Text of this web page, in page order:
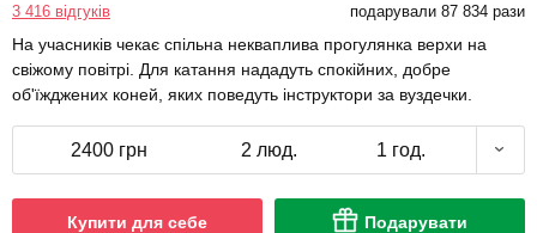
3 416 відгуків подарували 87 834 рази
На учасників чекає спільна некваплива прогулянка верхи на
свіжому повітрі. Для катання нададуть спокійних, добре
об'їжджених коней, яких поведуть інструктори за вуздечки.
2400 грн 2 люд. 1 год.
Купити для себе Подарувати